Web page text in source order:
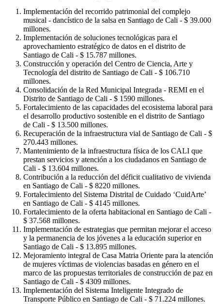
Implementación del recorrido patrimonial del complejo
musical - dancístico de la salsa en Santiago de Cali - $ 39.000
millones.
Implementación de soluciones tecnológicas para el
aprovechamiento estratégico de datos en el distrito de
Santiago de Cali - $ 15.787 millones.
Construcción y operación del Centro de Ciencia, Arte y
Tecnología del distrito de Santiago de Cali - $ 106.710
millones.
Consolidación de la Red Municipal Integrada - REMI en el
Distrito de Santiago de Cali - $ 1590 millones.
Fortalecimiento de las capacidades del ecosistema laboral para
el desarrollo productivo sostenible en el distrito de Santiago
de Cali - $ 13.500 millones.
Recuperación de la infraestructura vial de Santiago de Cali - $
270.443 millones.
Mantenimiento de la infraestructura física de los CALI que
prestan servicios y atención a los ciudadanos en Santiago de
Cali - $ 13.604 millones.
Contribución a la reducción del déficit cualitativo de vivienda
en Santiago de Cali - $ 8220 millones.
Fortalecimiento del Sistema Distrital de Cuidado ‘CuidArte’
en Santiago de Cali - $ 4145 millones.
Fortalecimiento de la oferta habitacional en Santiago de Cali -
$ 37.568 millones.
Implementación de estrategias que permitan mejorar el acceso
y la permanencia de los jóvenes a la educación superior en
Santiago de Cali - $ 13.895 millones.
Mejoramiento integral de Casa Matria Oriente para la atención
de mujeres víctimas de violencias basadas en género en el
marco de las propuestas territoriales de construcción de paz en
Santiago de Cali - $ 4309 millones.
Implementación del Sistema Inteligente Integrado de
Transporte Público en Santiago de Cali - $ 71.224 millones.